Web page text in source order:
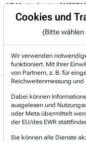
auf MEDPACE.
Deutsche
News &
[WKN: 555750 |
Cookies und
(Bitte wählen
Wir verwenden
funktioniert. Mit Ihrer
von Partnern, z. B. für
Reichweitenmessung
Dabei können
ausgelesen und
oder Meta übermittelt
der EU/des EWR
Sie können alle Dienste